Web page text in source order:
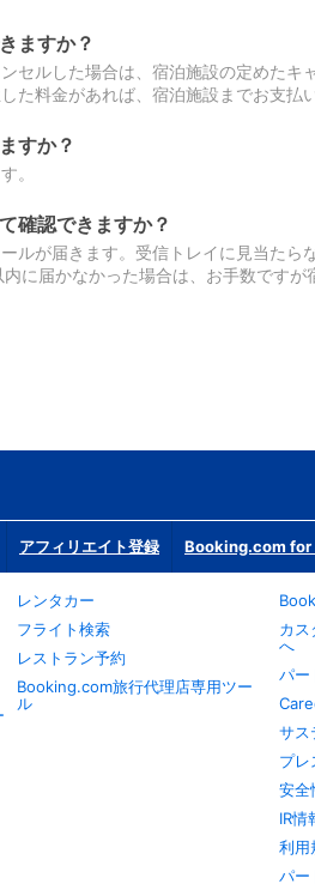
ますか？
セルした場合は、宿泊施設の定めたキ
た料金があれば、宿泊施設までお支払
すか？
。
確認できますか？
ルが届きます。受信トレイに見当たら
に届かなかった場合は、お手数ですが
アフィリエイト登録 Booking.com for
レンタカー
フライト検索
レストラン予約
Booking.com旅行代理店専用ツー
ル
カス
へ
パー
サス
プレ
安全
IR情
利用
パー